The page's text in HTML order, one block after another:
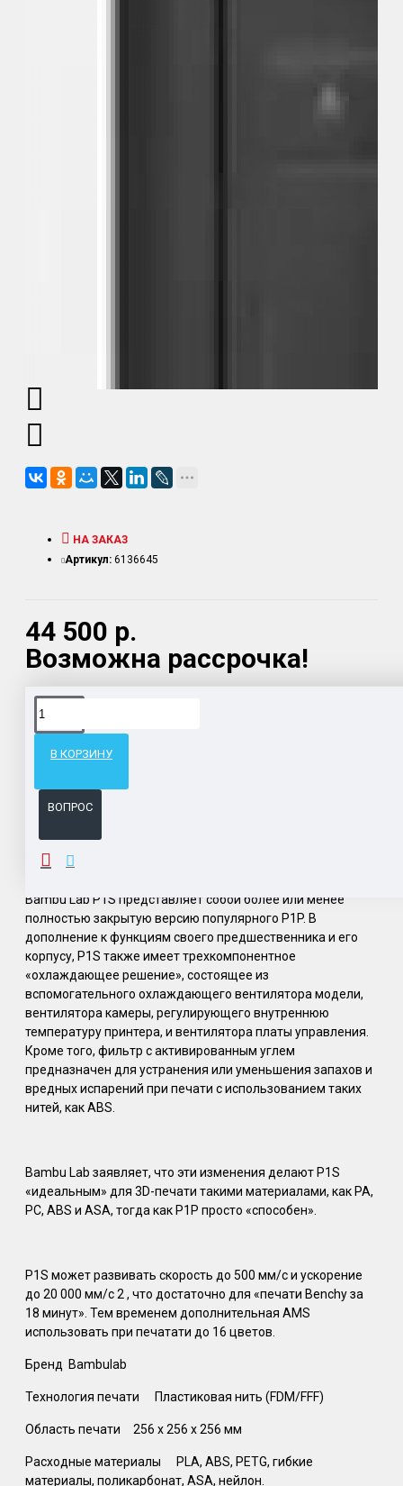
44 500 р.
Возможна рассрочка!
НА ЗАКАЗ
Артикул: 6136645
В КОРЗИНУ
ВОПРОС
Доставка товара по всему Таможенному союзу.
ОПИСАНИЕ
Bambu Lab P1S представляет собой более или менее
полностью закрытую версию популярного P1P. В
дополнение к функциям своего предшественника и его
корпусу, P1S также имеет трехкомпонентное
«охлаждающее решение», состоящее из
вспомогательного охлаждающего вентилятора модели,
вентилятора камеры, регулирующего внутреннюю
температуру принтера, и вентилятора платы управления.
Кроме того, фильтр с активированным углем
предназначен для устранения или уменьшения запахов и
вредных испарений при печати с использованием таких
нитей, как ABS.
Bambu Lab заявляет, что эти изменения делают P1S
«идеальным» для 3D-печати такими материалами, как PA,
PC, ABS и ASA, тогда как P1P просто «способен».
P1S может развивать скорость до 500 мм/с и ускорение
до 20 000 мм/с 2 , что достаточно для «печати Benchy за
18 минут». Тем временем дополнительная AMS
использовать при печатати до 16 цветов.
Бренд Bambulab
Технология печати Пластиковая нить (FDM/FFF)
Область печати 256 х 256 х 256 мм
Расходные материалы
PLA, ABS, PETG, гибкие
материалы, поликарбонат, ASA, нейлон.